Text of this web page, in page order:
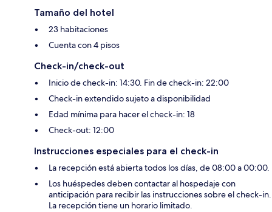
Tamaño del hotel
23 habitaciones
Cuenta con 4 pisos
Check-in/check-out
Inicio de check-in: 14:30. Fin de check-in: 22:00
Check-in extendido sujeto a disponibilidad
Edad mínima para hacer el check-in: 18
Check-out: 12:00
Instrucciones especiales para el check-in
La recepción está abierta todos los días, de 08:00 a 00:00.
Los huéspedes deben contactar al hospedaje con
anticipación para recibir las instrucciones sobre el check-in.
La recepción tiene un horario limitado.